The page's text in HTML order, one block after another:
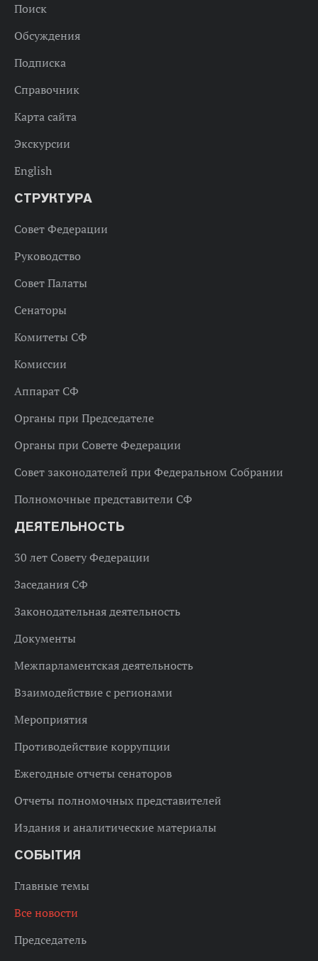
Поиск
Обсуждения
Подписка
Справочник
Карта сайта
Экскурсии
English
СТРУКТУРА
Совет Федерации
Руководство
Совет Палаты
Сенаторы
Комитеты СФ
Комиссии
Аппарат СФ
Органы при Председателе
Органы при Совете Федерации
Совет законодателей при Федеральном Собрании
Полномочные представители СФ
ДЕЯТЕЛЬНОСТЬ
30 лет Совету Федерации
Заседания СФ
Законодательная деятельность
Документы
Межпарламентская деятельность
Взаимодействие с регионами
Мероприятия
Противодействие коррупции
Ежегодные отчеты сенаторов
Отчеты полномочных представителей
Издания и аналитические материалы
СОБЫТИЯ
Главные темы
Все новости
Председатель